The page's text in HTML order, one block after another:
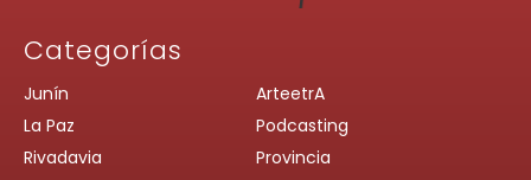
Categorías
Junín
La Paz
Rivadavia
ArteetrA
Podcasting
Provincia